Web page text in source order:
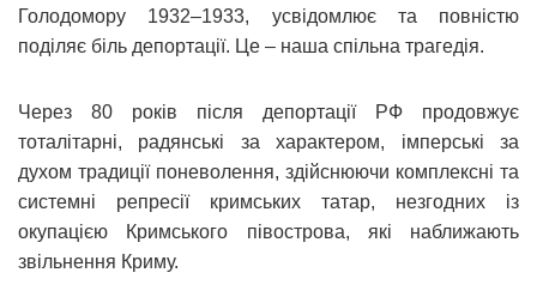
Голодомору 1932–1933, усвідомлює та повністю
поділяє біль депортації. Це – наша спільна трагедія.
Через 80 років після депортації РФ продовжує
тоталітарні, радянські за характером, імперські за
духом традиції поневолення, здійснюючи комплексні та
системні репресії кримських татар, незгодних із
окупацією Кримського півострова, які наближають
звільнення Криму.